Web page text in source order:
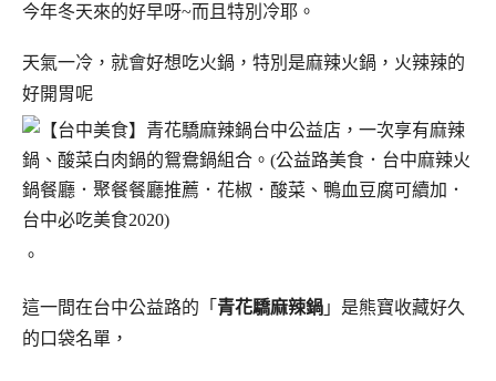
今年冬天來的好早呀~而且特別冷耶。
天氣一冷，就會好想吃火鍋，特別是麻辣火鍋，火辣辣的
好開胃呢
。
這一間在台中公益路的「 青花驕麻辣鍋 」是熊寶收藏好久
的口袋名單，